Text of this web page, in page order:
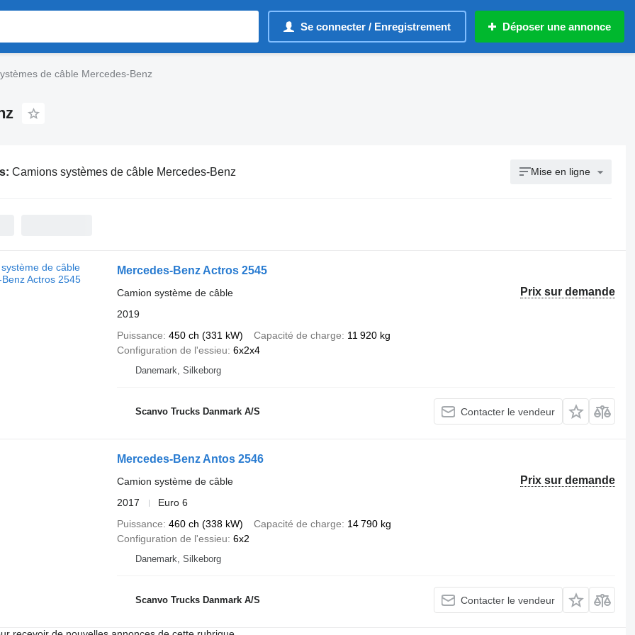
Se connecter / Enregistrement Déposer une annonce
de câble Mercedes-Benz
Camions systèmes de câble Mercedes-Benz Mise en ligne
Mercedes-Benz Actros 2545
Prix sur demande
Camion système de câble
2019
Puissance 450 ch (331 kW) Capacité de charge
11 920 kg
Configuration de l'essieu 6x2x4
Danemark, Silkeborg
Scanvo Trucks Danmark A/S Contacter le vendeur
Mercedes-Benz Antos 2546
Prix sur demande
Camion système de câble
2017
Euro 6
Puissance 460 ch (338 kW) Capacité de charge
14 790 kg
Configuration de l'essieu 6x2
Danemark, Silkeborg
Scanvo Trucks Danmark A/S Contacter le vendeur